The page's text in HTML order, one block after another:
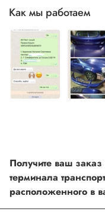
Как мы работаем
Получите ваш
терминала
расположенного в